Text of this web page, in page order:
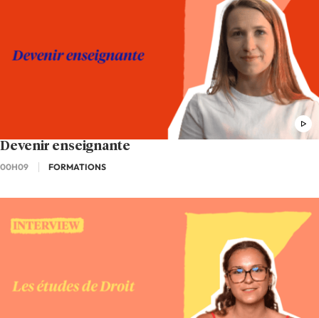
Devenir enseignante
00H09 FORMATIONS